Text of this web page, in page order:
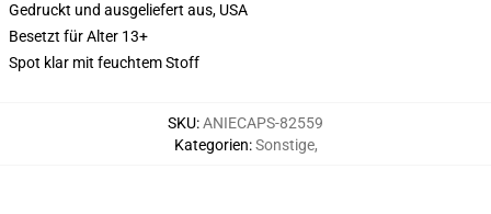
Gedruckt und ausgeliefert aus, USA
Besetzt für Alter 13+
Spot klar mit feuchtem Stoff
SKU:ANIECAPS-82559
Kategorien:Sonstige,